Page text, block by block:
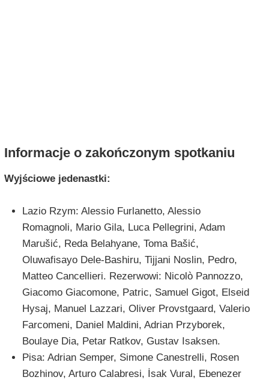
Informacje o zakończonym spotkaniu
Wyjściowe jedenastki:
Lazio Rzym: Alessio Furlanetto, Alessio
Romagnoli, Mario Gila, Luca Pellegrini, Adam
Marušić, Reda Belahyane, Toma Bašić,
Oluwafisayo Dele-Bashiru, Tijjani Noslin, Pedro,
Matteo Cancellieri. Rezerwowi: Nicolò Pannozzo,
Giacomo Giacomone, Patric, Samuel Gigot, Elseid
Hysaj, Manuel Lazzari, Oliver Provstgaard, Valerio
Farcomeni, Daniel Maldini, Adrian Przyborek,
Boulaye Dia, Petar Ratkov, Gustav Isaksen.
Pisa: Adrian Semper, Simone Canestrelli, Rosen
Bozhinov, Arturo Calabresi, İsak Vural, Ebenezer